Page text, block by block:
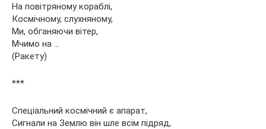
На повітряному кораблі,
Космічному, слухняному,
Ми, обганяючи вітер,
Мчимо на …
(Ракету)
***
Спеціальний космічний є апарат,
Сигнали на Землю він шле всім підряд,